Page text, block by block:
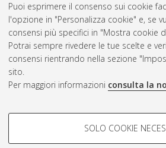
Puoi esprimere il consenso sui cookie
l'opzione in "Personalizza cookie" e, se
consensi più specifici in "Mostra cookie
Potrai sempre rivedere le tue scelte e
consensi rientrando nella sezione
sito.
Per maggiori informazioni consulta la
COOKIE DI PROFILAZIONE -
SOLO COOKIE
Atom
Rss 1.0
Rss 2.0
AMS Laurea
Impostazioni Cookie
Informativa sulla privacy
Condizioni d’uso del sito